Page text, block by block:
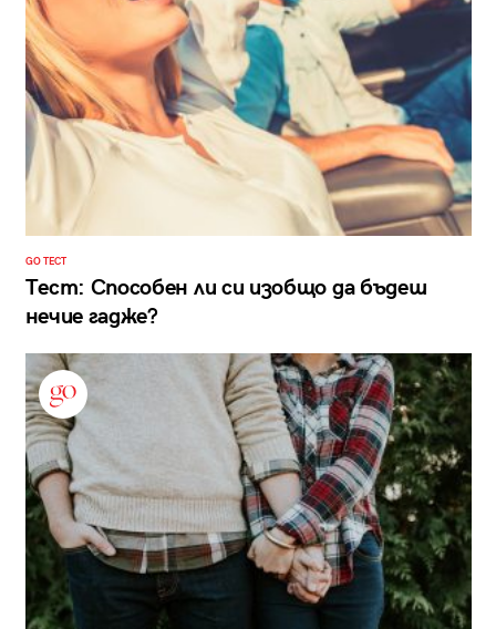
GO ТЕСТ
Тест: Способен ли си изобщо да бъдеш
нечие гадже?